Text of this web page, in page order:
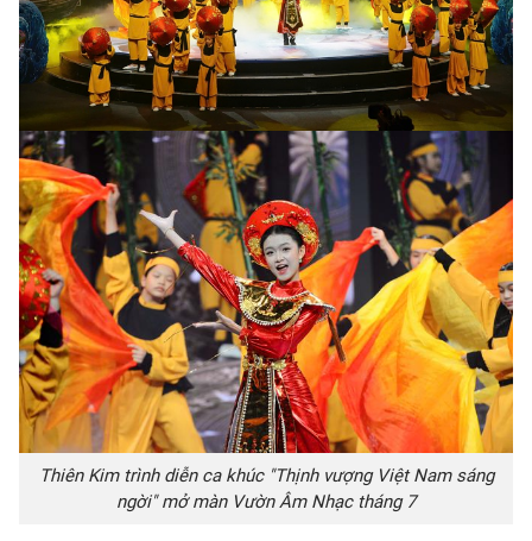
Thiên Kim trình diễn ca khúc "Thịnh vượng Việt Nam sáng
ngời" mở màn Vườn Âm Nhạc tháng 7